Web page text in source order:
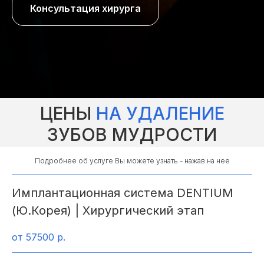
Консультация хирурга
ЦЕНЫ НА УДАЛЕНИЕ
ЗУБОВ МУДРОСТИ
Подробнее об услуге Вы можете узнать - нажав на нее
Имплантационная система DENTIUM
(Ю.Корея) | Хирургический этап
от 57500 р.